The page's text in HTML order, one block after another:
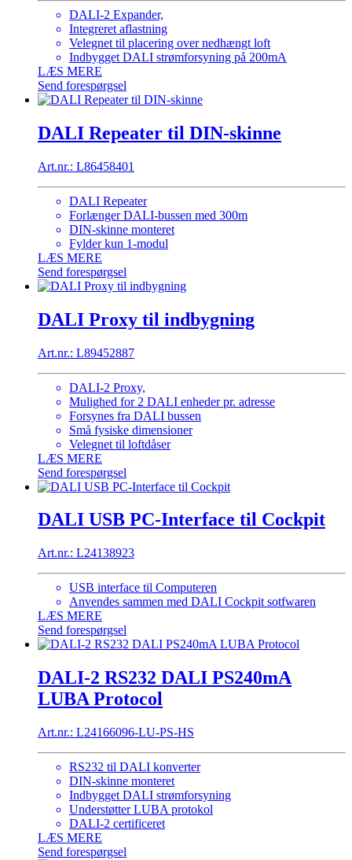
DALI-2 Expander,
Integreret aflastning
Velegnet til placering over nedhængt loft
Indbygget DALI strømforsyning på 200mA
LÆS MERE
Send forespørgsel
DALI Repeater til DIN-skinne
Art.nr.: L86458401
DALI Repeater
Forlænger DALI-bussen med 300m
DIN-skinne monteret
Fylder kun 1-modul
LÆS MERE
Send forespørgsel
DALI Proxy til indbygning
Art.nr.: L89452887
DALI-2 Proxy,
Mulighed for 2 DALI enheder pr. adresse
Forsynes fra DALI bussen
Små fysiske dimensioner
Velegnet til loftdåser
LÆS MERE
Send forespørgsel
DALI USB PC-Interface til Cockpit
Art.nr.: L24138923
USB interface til Computeren
Anvendes sammen med DALI Cockpit sotfwaren
LÆS MERE
Send forespørgsel
DALI-2 RS232 DALI PS240mA
LUBA Protocol
Art.nr.: L24166096-LU-PS-HS
RS232 til DALI konverter
DIN-skinne monteret
Indbygget DALI strømforsyning
Understøtter LUBA protokol
DALI-2 certificeret
LÆS MERE
Send forespørgsel